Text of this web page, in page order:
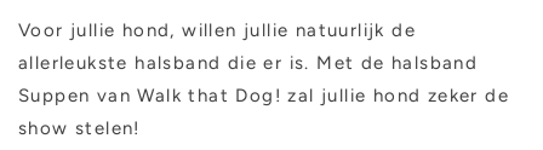
Voor jullie hond, willen jullie natuurlijk de
allerleukste halsband die er is. Met de halsband
Suppen van Walk that Dog! zal jullie hond zeker de
show stelen!